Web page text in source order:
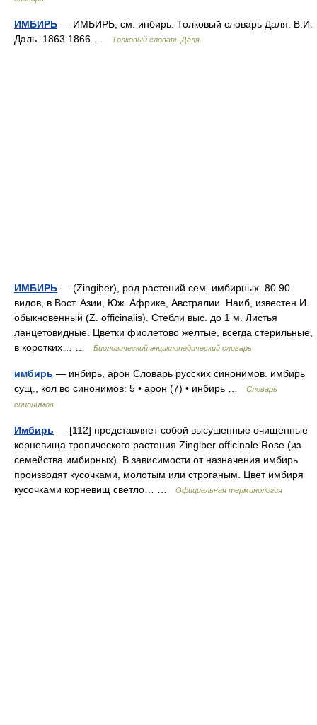
ИМБИРЬ — ИМБИРЬ, см. инбирь. Толковый словарь Даля. В.И.
Даль. 1863 1866 …
Толковый словарь Даля
ИМБИРЬ — (Zingiber), род растений сем. имбирных. 80 90
видов, в Вост. Азии, Юж. Африке, Австралии. Наиб, известен И.
обыкновенный (Z. officinalis). Стебли выc. до 1 м. Листья
ланцетовидные. Цветки фиолетово жёлтые, всегда стерильные,
в коротких… …
Биологический энциклопедический словарь
имбирь — инбирь, арон Словарь русских синонимов. имбирь
сущ., кол во синонимов: 5 • арон (7) • инбирь …
Словарь
синонимов
Имбирь — [112] представляет собой высушенные очищенные
корневища тропического растения Zingiber officinale Rose (из
семейства имбирных). В зависимости от назначения имбирь
производят кусочками, молотым или строганым. Цвет имбиря
кусочками корневищ светло… …
Официальная терминология